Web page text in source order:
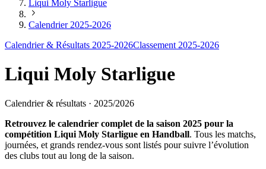
Liqui Moly Starligue
Calendrier 2025-2026
Calendrier & Résultats 2025-2026Classement 2025-2026
Liqui Moly Starligue
Calendrier & résultats · 2025/2026
Retrouvez le calendrier complet de la saison 2025 pour la
compétition Liqui Moly Starligue en Handball. Tous les matchs,
journées, et grands rendez-vous sont listés pour suivre l’évolution
des clubs tout au long de la saison.